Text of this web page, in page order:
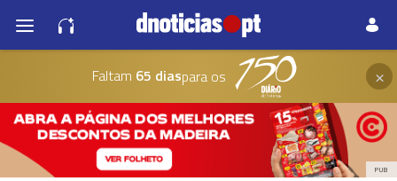
Faltam 65 diaspara os ×
PUB